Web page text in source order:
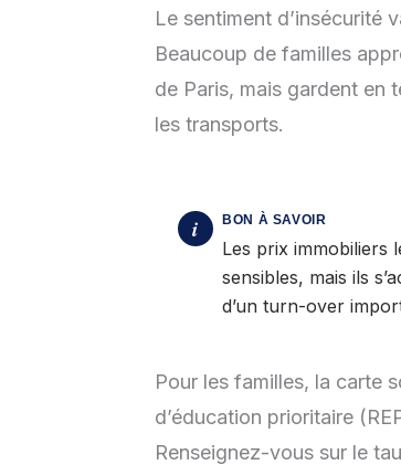
Le sentiment d’insécurité
Beaucoup de familles
de Paris, mais gardent en
les transports.
Les prix immobiliers
sensibles, mais ils
d’un turn-over
Pour les familles, la carte
d’éducation prioritaire
Renseignez-vous sur le